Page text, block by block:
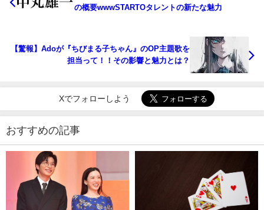
の概要wwwSTARTOタレントの新たな魅力
【驚報】Adoが『ちびまる子ちゃん』のOP主題歌を
担当って！！その影響と魅力とは？
Xでフォローしよう
おすすめの記事